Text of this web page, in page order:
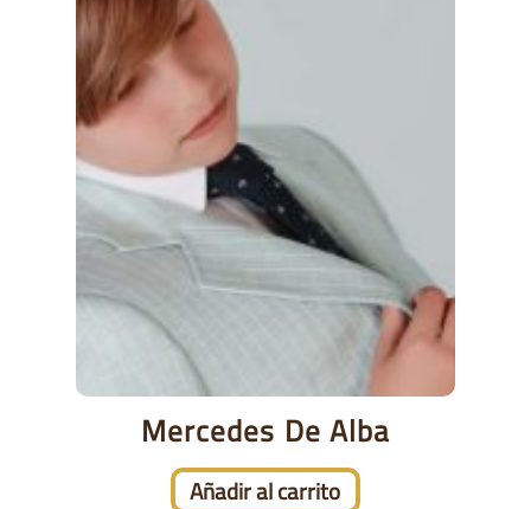
Mercedes De Alba
Añadir al carrito